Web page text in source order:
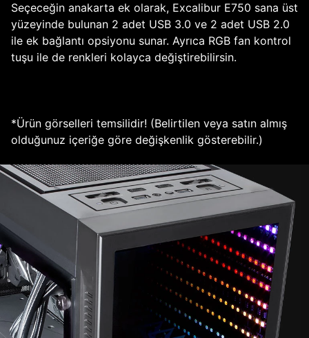
Seçeceğin anakarta ek olarak, Excalibur E750 sana üst
yüzeyinde bulunan 2 adet USB 3.0 ve 2 adet USB 2.0
ile ek bağlantı opsiyonu sunar. Ayrıca RGB fan kontrol
tuşu ile de renkleri kolayca değiştirebilirsin.
*Ürün görselleri temsilidir! (Belirtilen veya satın almış
olduğunuz içeriğe göre değişkenlik gösterebilir.)